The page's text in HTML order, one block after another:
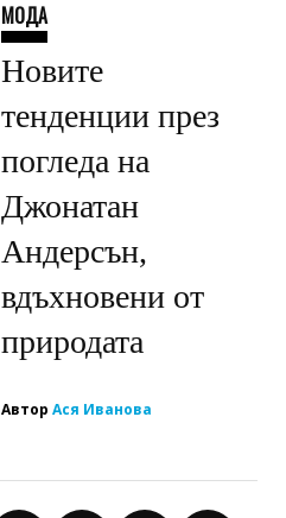
МОДА
Новите
тенденции през
погледа на
Джонатан
Андерсън,
вдъхновени от
природата
Автор Ася Иванова